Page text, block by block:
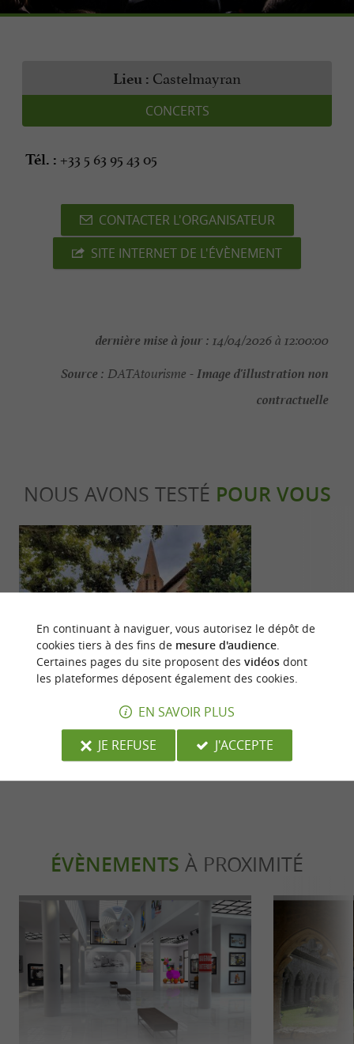
Lieu : Castelmayran
CONCERTS
Tél. : +33 5 63 95 43 05
CONTACTER L'ORGANISATEUR
SITE INTERNET DE L'ÉVÈNEMENT
dernière mise à jour : 14/04/2026 à 12:00:00
Source : DATAtourisme -Image d'illustration non
contractuelle
NOUS AVONS TESTÉ POUR VOUS
aux multiples atouts
4,2 km - Saint-Nicolas-de-la-Grave
Culturelle
ÉVÈNEMENTS À PROXIMITÉ
En continuant à naviguer, vous autorisez le dépôt de
cookies tiers à des fins de mesure d'audience.
Certaines pages du site proposent des vidéosdont
les plateformes déposent également des cookies.
EN SAVOIR PLUS
JE REFUSE
J'ACCEPTE